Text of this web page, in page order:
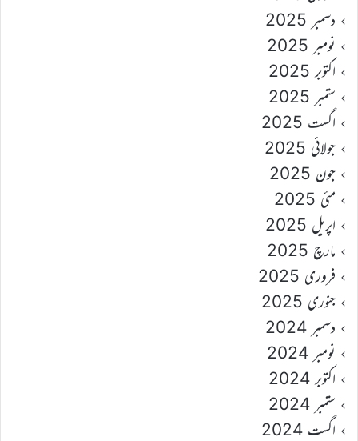
دسمبر 2025
نومبر 2025
اکتوبر 2025
ستمبر 2025
اگست 2025
جولائی 2025
جون 2025
مئی 2025
اپریل 2025
مارچ 2025
فروری 2025
جنوری 2025
دسمبر 2024
نومبر 2024
اکتوبر 2024
ستمبر 2024
اگست 2024